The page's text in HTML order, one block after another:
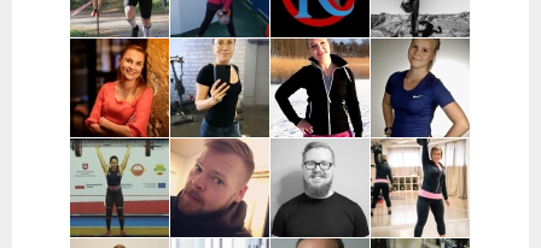
Vantaa,
Kerava
Pekka
Kauranen |
Pohjois-
Pohjanmaa
Mervi
Wennerstrand
| Helsinki,
Ranska
Nooa Närväinen |
Pääkaupunkiseutu
Iina
Taijonlahti |
Helsinki
Kaisa
Poikajärvi |
Espoo
Essi Malíková
| Tampere
Mari Koponen |
Pääkaupunkiseutu
Lotta
Ahteneva |
Järvenpää ja
lähiseutu